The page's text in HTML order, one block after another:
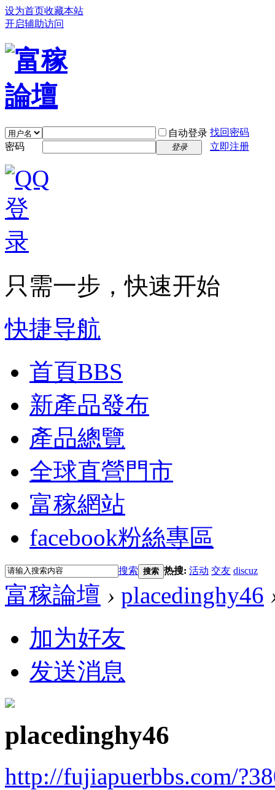
设为首页收藏本站
开启辅助访问
自动登录 找回密码
密码
登录 立即注册
只需一步，快速开始
快捷导航
首頁BBS
新產品發布
產品總覽
全球直營門市
富稼網站
facebook粉絲專區
搜索 搜索 热搜: 活动 交友 discuz
富稼論壇 › placedinghy46
加为好友
发送消息
placedinghy46
http://fujiapuerbbs.com/